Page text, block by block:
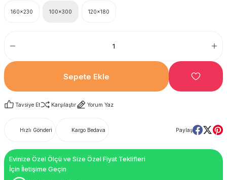
160x230 100x300 120x180
Sepete Ekle
Tavsiye Et Karşılaştır Yorum Yaz
Hızlı Gönderi Kargo Bedava Paylaş
Evinize Özel Ölçü ve Size Özel Fiyat Teklifleri
İçin İletişime Geçin